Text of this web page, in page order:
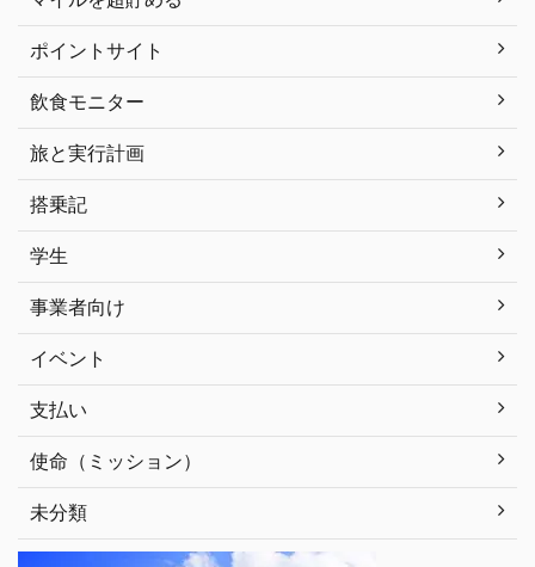
ポイントサイト
飲食モニター
旅と実行計画
搭乗記
学生
事業者向け
イベント
支払い
使命（ミッション）
未分類